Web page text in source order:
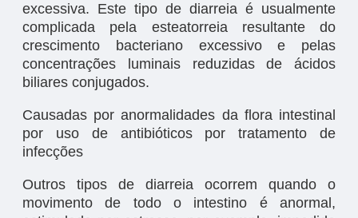
excessiva. Este tipo de diarreia é usualmente
complicada pela esteatorreia resultante do
crescimento bacteriano excessivo e pelas
concentrações luminais reduzidas de ácidos
biliares conjugados.
Causadas por anormalidades da flora intestinal
por uso de antibióticos por tratamento de
infecções
Outros tipos de diarreia ocorrem quando o
movimento de todo o intestino é anormal,